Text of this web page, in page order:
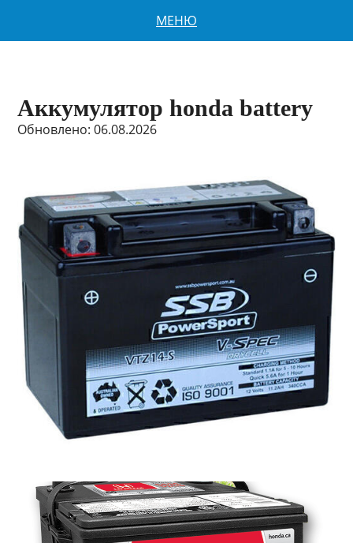
МЕНЮ
Аккумулятор honda battery
Обновлено: 06.08.2026